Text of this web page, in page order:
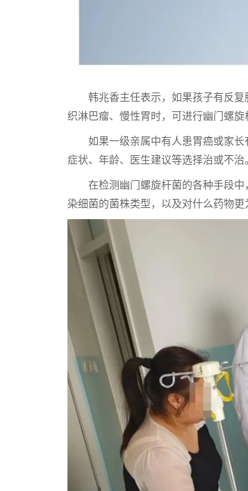
韩兆香主任表示，如果孩子有反
织淋巴瘤、慢性胃时，可进行幽门螺旋
如果一级亲属中有人患胃癌或家
症状、年龄、医生建议等选择治或不治
在检测幽门螺旋杆菌的各种手段
染细菌的菌株类型，以及对什么药物